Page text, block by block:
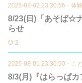
2026-08-02 23:30:56 ・ 体験
8/23(日)「あそば☆
らせ
2
2026-08-01 23:30:50 ・ こ
8/3(月)『はらっぱ